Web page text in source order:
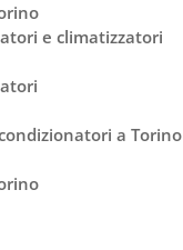
e climatizzatori
a Torino